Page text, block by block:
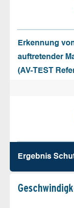
Erkennung
auftretender
(AV-TEST
Ergebnis